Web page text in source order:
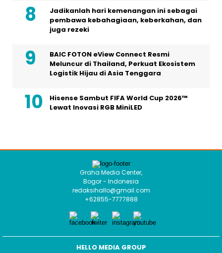
Jadikanlah hari kemenangan ini sebagai
pembawa kebahagiaan, keberkahan, dan
juga rezeki
BAIC FOTON eView Connect Resmi
Meluncur di Thailand, Perkuat Ekosistem
Logistik Hijau di Asia Tenggara
Hisense Sambut FIFA World Cup 2026™
Lewat Inovasi RGB MiniLED
Graha Media Center,
Bogor - Indonesia
redaksihallo@gmail.com
+62855-7777888
HELLO MEDIA GROUP